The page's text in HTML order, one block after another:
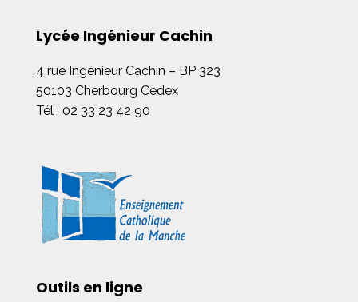
Lycée Ingénieur Cachin
4 rue Ingénieur Cachin – BP 323
50103 Cherbourg Cedex
Tél : 02 33 23 42 90
Outils en ligne